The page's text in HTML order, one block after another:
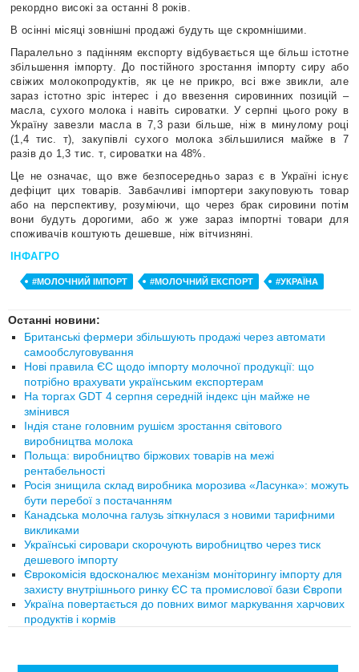
рекордно високі за останні 8 років.
В осінні місяці зовнішні продажі будуть ще скромнішими.
Паралельно з падінням експорту відбувається ще більш істотне
збільшення імпорту. До постійного зростання імпорту сиру або
свіжих молокопродуктів, як це не прикро, всі вже звикли, але
зараз істотно зріс інтерес і до ввезення сировинних позицій –
масла, сухого молока і навіть сироватки. У серпні цього року в
Україну завезли масла в 7,3 рази більше, ніж в минулому році
(1,4 тис. т), закупівлі сухого молока збільшилися майже в 7
разів до 1,3 тис. т, сироватки на 48%.
Це не означає, що вже безпосередньо зараз є в Україні існує
дефіцит цих товарів. Завбачливі імпортери закуповують товар
або на перспективу, розуміючи, що через брак сировини потім
вони будуть дорогими, або ж уже зараз імпортні товари для
споживачів коштують дешевше, ніж вітчизняні.
ІНФАГРО
#МОЛОЧНИЙ ІМПОРТ #МОЛОЧНИЙ ЕКСПОРТ #УКРАЇНА
Останні новини:
Британські фермери збільшують продажі через автомати
самообслуговування
Нові правила ЄС щодо імпорту молочної продукції: що
потрібно врахувати українським експортерам
На торгах GDT 4 серпня середній індекс цін майже не
змінився
Індія стане головним рушієм зростання світового
виробництва молока
Польща: виробництво біржових товарів на межі
рентабельності
Росія знищила склад виробника морозива «Ласунка»: можуть
бути перебої з постачанням
Канадська молочна галузь зіткнулася з новими тарифними
викликами
Українські сировари скорочують виробництво через тиск
дешевого імпорту
Єврокомісія вдосконалює механізм моніторингу імпорту для
захисту внутрішнього ринку ЄС та промислової бази Європи
Україна повертається до повних вимог маркування харчових
продуктів і кормів